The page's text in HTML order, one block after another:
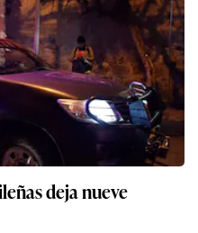
deja nueve